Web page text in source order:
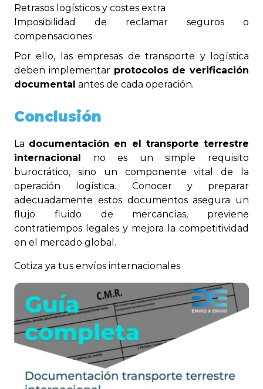
Retrasos logísticos y costes extra
Imposibilidad de reclamar seguros o
compensaciones
Por ello, las empresas de transporte y logística
deben implementar protocolos de verificación
documental antes de cada operación.
Conclusión
La documentación en el transporte terrestre
internacional no es un simple requisito
burocrático, sino un componente vital de la
operación logística. Conocer y preparar
adecuadamente estos documentos asegura un
flujo fluido de mercancías, previene
contratiempos legales y mejora la competitividad
en el mercado global.
Cotiza ya tus envíos internacionales